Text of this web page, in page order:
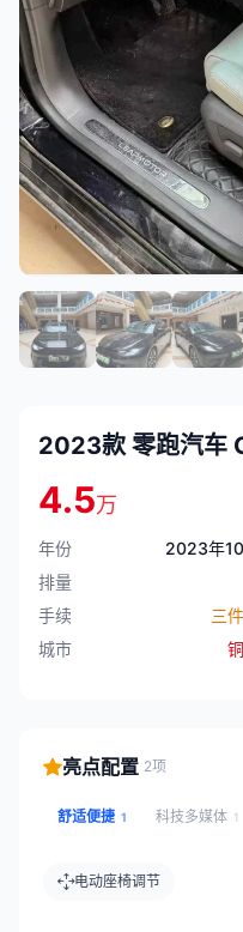
2023款 零跑汽车
4.5万
年份 2023年
排量
手续
三
城市
亮点配置 2项
舒适便捷 1 科技多媒体 1
电动座椅调节